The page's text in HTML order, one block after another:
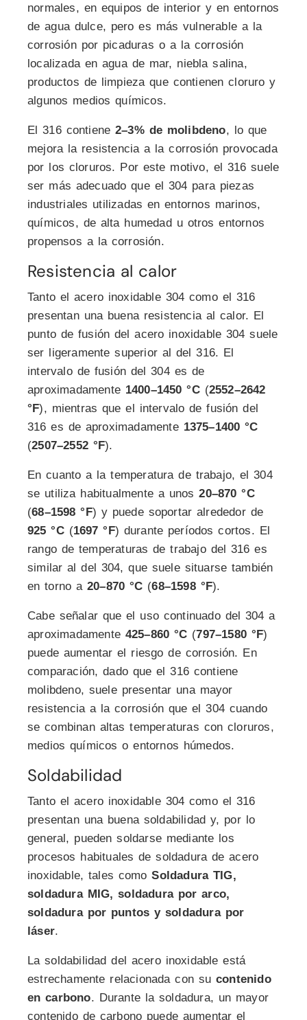
normales, en equipos de interior y en entornos
de agua dulce, pero es más vulnerable a la
corrosión por picaduras o a la corrosión
localizada en agua de mar, niebla salina,
productos de limpieza que contienen cloruro y
algunos medios químicos.
El 316 contiene 2–3% de molibdeno, lo que
mejora la resistencia a la corrosión provocada
por los cloruros. Por este motivo, el 316 suele
ser más adecuado que el 304 para piezas
industriales utilizadas en entornos marinos,
químicos, de alta humedad u otros entornos
propensos a la corrosión.
Resistencia al calor
Tanto el acero inoxidable 304 como el 316
presentan una buena resistencia al calor. El
punto de fusión del acero inoxidable 304 suele
ser ligeramente superior al del 316. El
intervalo de fusión del 304 es de
aproximadamente 1400–1450 °C(2552–2642
°F), mientras que el intervalo de fusión del
316 es de aproximadamente 1375–1400 °C
(2507–2552 °F).
En cuanto a la temperatura de trabajo, el 304
se utiliza habitualmente a unos20–870 °C
(68–1598 °F) y puede soportar alrededor de
925 °C(1697 °F) durante períodos cortos. El
rango de temperaturas de trabajo del 316 es
similar al del 304, que suele situarse también
en torno a20–870 °C (68–1598 °F).
Cabe señalar que el uso continuado del 304 a
aproximadamente 425–860 °C (797–1580 °F)
puede aumentar el riesgo de corrosión. En
comparación, dado que el 316 contiene
molibdeno, suele presentar una mayor
resistencia a la corrosión que el 304 cuando
se combinan altas temperaturas con cloruros,
medios químicos o entornos húmedos.
Soldabilidad
Tanto el acero inoxidable 304 como el 316
presentan una buena soldabilidad y, por lo
general, pueden soldarse mediante los
procesos habituales de soldadura de acero
inoxidable, tales comoSoldadura TIG,
soldadura MIG, soldadura por arco,
soldadura por puntos y soldadura por
láser.
La soldabilidad del acero inoxidable está
estrechamente relacionada con su contenido
en carbono. Durante la soldadura, un mayor
contenido de carbono puede aumentar el